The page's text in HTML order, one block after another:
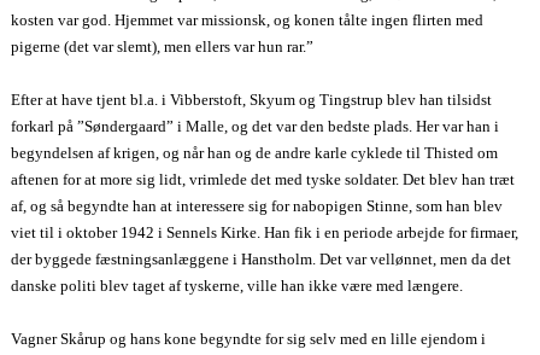
kosten var god. Hjemmet var missionsk, og konen tålte ingen flirten med
pigerne (det var slemt), men ellers var hun rar.”
Efter at have tjent bl.a. i Vibberstoft, Skyum og Tingstrup blev han tilsidst
forkarl på ”Søndergaard” i Malle, og det var den bedste plads. Her var han i
begyndelsen af krigen, og når han og de andre karle cyklede til Thisted om
aftenen for at more sig lidt, vrimlede det med tyske soldater. Det blev han træt
af, og så begyndte han at interessere sig for nabopigen Stinne, som han blev
viet til i oktober 1942 i Sennels Kirke. Han fik i en periode arbejde for firmaer,
der byggede fæstningsanlæggene i Hanstholm. Det var vellønnet, men da det
danske politi blev taget af tyskerne, ville han ikke være med længere.
Vagner Skårup og hans kone begyndte for sig selv med en lille ejendom i